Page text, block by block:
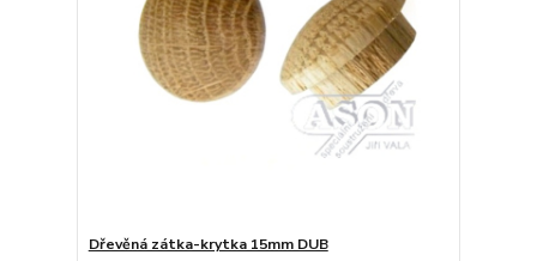
Dřevěná zátka-krytka 15mm DUB